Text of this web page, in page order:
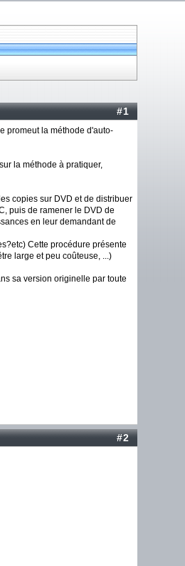
#1
promeut la méthode d'auto-
la méthode à pratiquer,
copies sur DVD et de distribuer
puis de ramener le DVD de
en leur demandant de
Cette procédure présente
large et peu coûteuse, ...)
sa version originelle par toute
#2